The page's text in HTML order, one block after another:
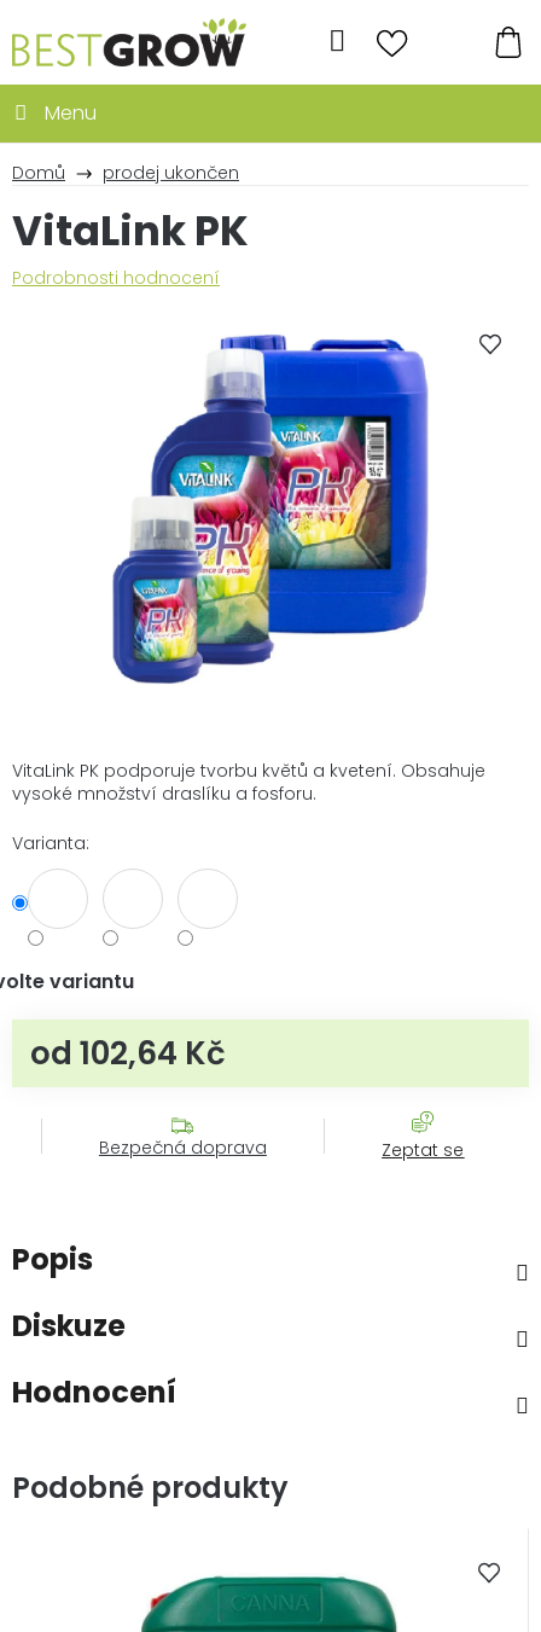
na
obsah
Hledat
Domů prodej ukončen
VitaLink PK podporuje tvorbu květů a kvetení. Obsahuje
vysoké množství draslíku a fosforu.
Varianta:
variantu
od 102,64 Kč
Bezpečná doprava Zeptat se
VitaLink PK
Průměrné
Podrobnosti hodnocení
Popis
Diskuze
Hodnocení
Podobné produkty